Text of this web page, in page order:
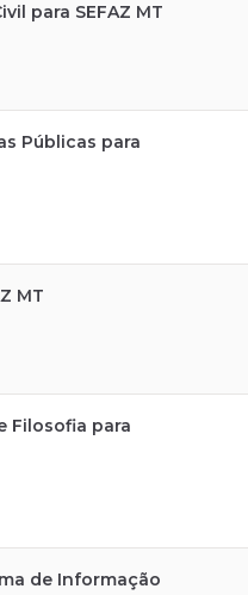
para SEFAZ MT
Públicas para
MT
Filosofia para
de Informação